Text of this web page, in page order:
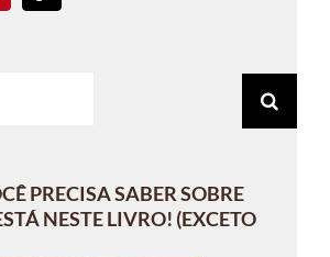
PRECISA SABER SOBRE
NESTE LIVRO! (EXCETO